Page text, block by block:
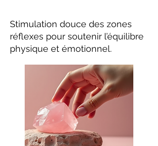
Stimulation douce des zones
réflexes pour soutenir l’équilibre
physique et émotionnel.